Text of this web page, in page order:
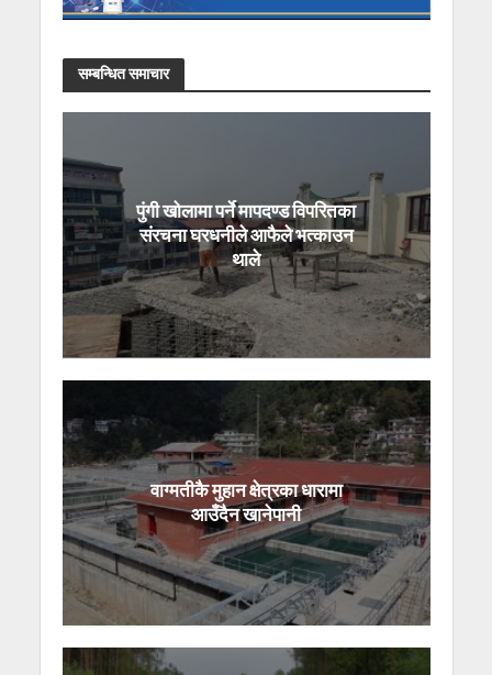
सम्बन्धित समाचार
पुंगी खोलामा पर्ने मापदण्ड विपरितका
संरचना घरधनीले आफैले भत्काउन
थाले
वाग्मतीकै मुहान क्षेत्रका धारामा
आउँदैन खानेपानी